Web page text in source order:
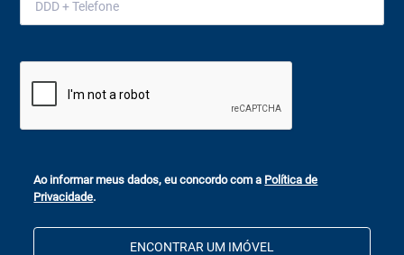
Ao informar meus dados, eu concordo com a Política de
Privacidade.
ENCONTRAR UM IMÓVEL